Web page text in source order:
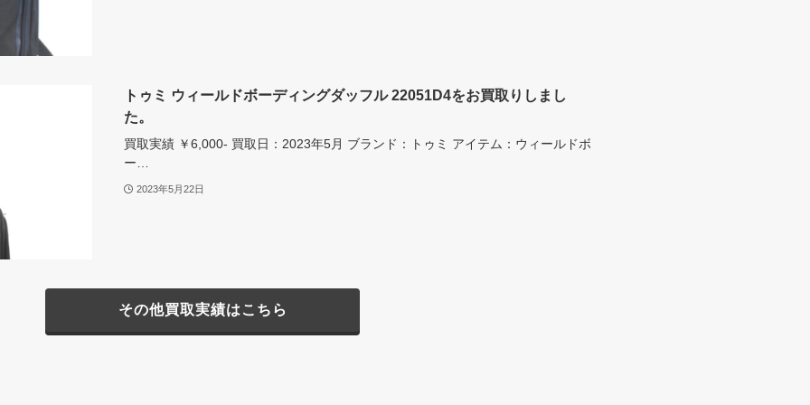
トゥミ ウィールドボーディングダッフル 22051D4をお買取りしまし
た。
買取実績 ￥6,000- 買取日：2023年5月 ブランド：トゥミ アイテム：ウィールドボ
ー…
2023年5月22日
その他買取実績はこちら